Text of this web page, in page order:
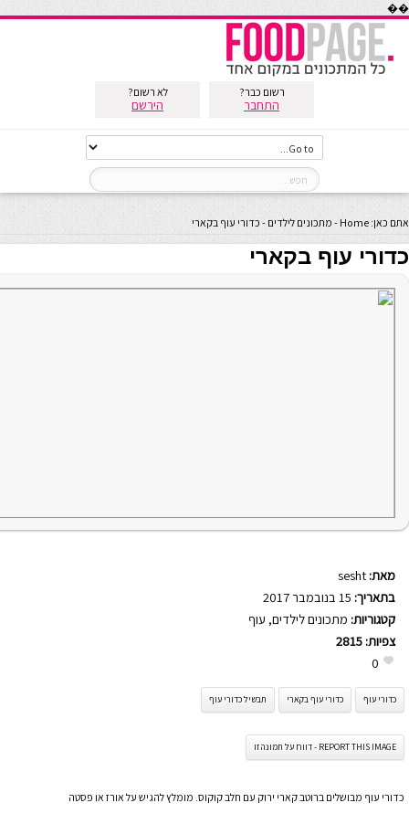
��
רשום כבר?
התחבר
לא רשום?
הירשם
אתם כאן: Home
- מתכונים לילדים - כדורי עוף בקארי
כדורי עוף בקארי
מאת: sesht
בתאריך:
קטגוריות: מתכונים לילדים, עוף
צפיות: 2815
0
כדורי עוף כדורי עוף בקארי תבשיל כדורי עוף
REPORT THIS IMAGE - דווח על תמונה זו
כדורי עוף מבושלים ברוטב קארי ירוק עם חלב קוקוס. מומלץ להגיש על אורז או פסטה